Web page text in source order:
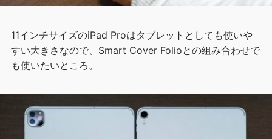
11インチサイズのiPad Proはタブレットとしても使いや
すい大きさなので、Smart Cover Folioとの組み合わせで
も使いたいところ。